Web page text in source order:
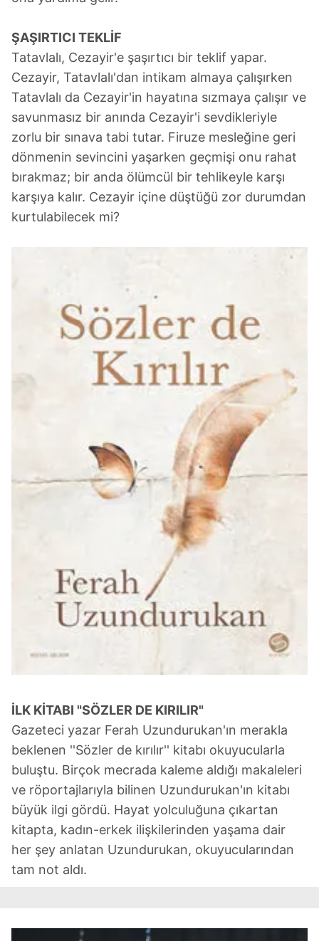
ŞAŞIRTICI TEKLİF
Tatavlalı, Cezayir'e şaşırtıcı bir teklif yapar.
Cezayir, Tatavlalı'dan intikam almaya çalışırken
Tatavlalı da Cezayir'in hayatına sızmaya çalışır ve
savunmasız bir anında Cezayir'i sevdikleriyle
zorlu bir sınava tabi tutar. Firuze mesleğine geri
dönmenin sevincini yaşarken geçmişi onu rahat
bırakmaz; bir anda ölümcül bir tehlikeyle karşı
karşıya kalır. Cezayir içine düştüğü zor durumdan
kurtulabilecek mi?
İLK KİTABI "SÖZLER DE KIRILIR"
Gazeteci yazar Ferah Uzundurukan'ın merakla
beklenen ''Sözler de kırılır'' kitabı okuyucularla
buluştu. Birçok mecrada kaleme aldığı makaleleri
ve röportajlarıyla bilinen Uzundurukan'ın kitabı
büyük ilgi gördü. Hayat yolculuğuna çıkartan
kitapta, kadın-erkek ilişkilerinden yaşama dair
her şey anlatan Uzundurukan, okuyucularından
tam not aldı.